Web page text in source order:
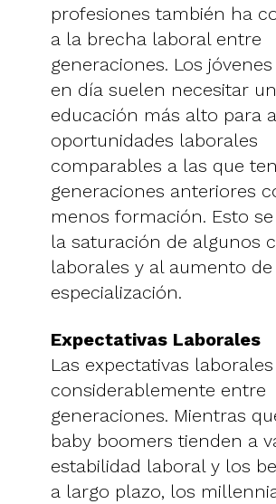
profesiones también ha
a la brecha laboral entre
generaciones. Los
en día suelen necesitar
educación más alto para
oportunidades laborales
comparables a las que
generaciones anteriores
menos formación. Esto
la saturación de algunos
laborales y al aumento
especialización.
Expectativas Laborales
Las expectativas
considerablemente entre
generaciones. Mientras
baby boomers tienden a
estabilidad laboral y los
a largo plazo, los